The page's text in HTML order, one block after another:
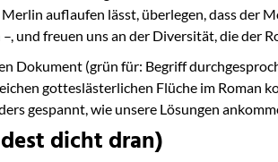
auflaufen lässt, überlegen, dass der
und freuen uns an der Diversität, die der
Dokument (grün für: Begriff
gotteslästerlichen Flüche im Roman
gespannt, wie unsere Lösungen
dicht dran)